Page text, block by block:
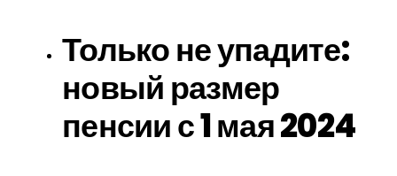
Только не упадите:
новый размер
пенсии с 1 мая 2024